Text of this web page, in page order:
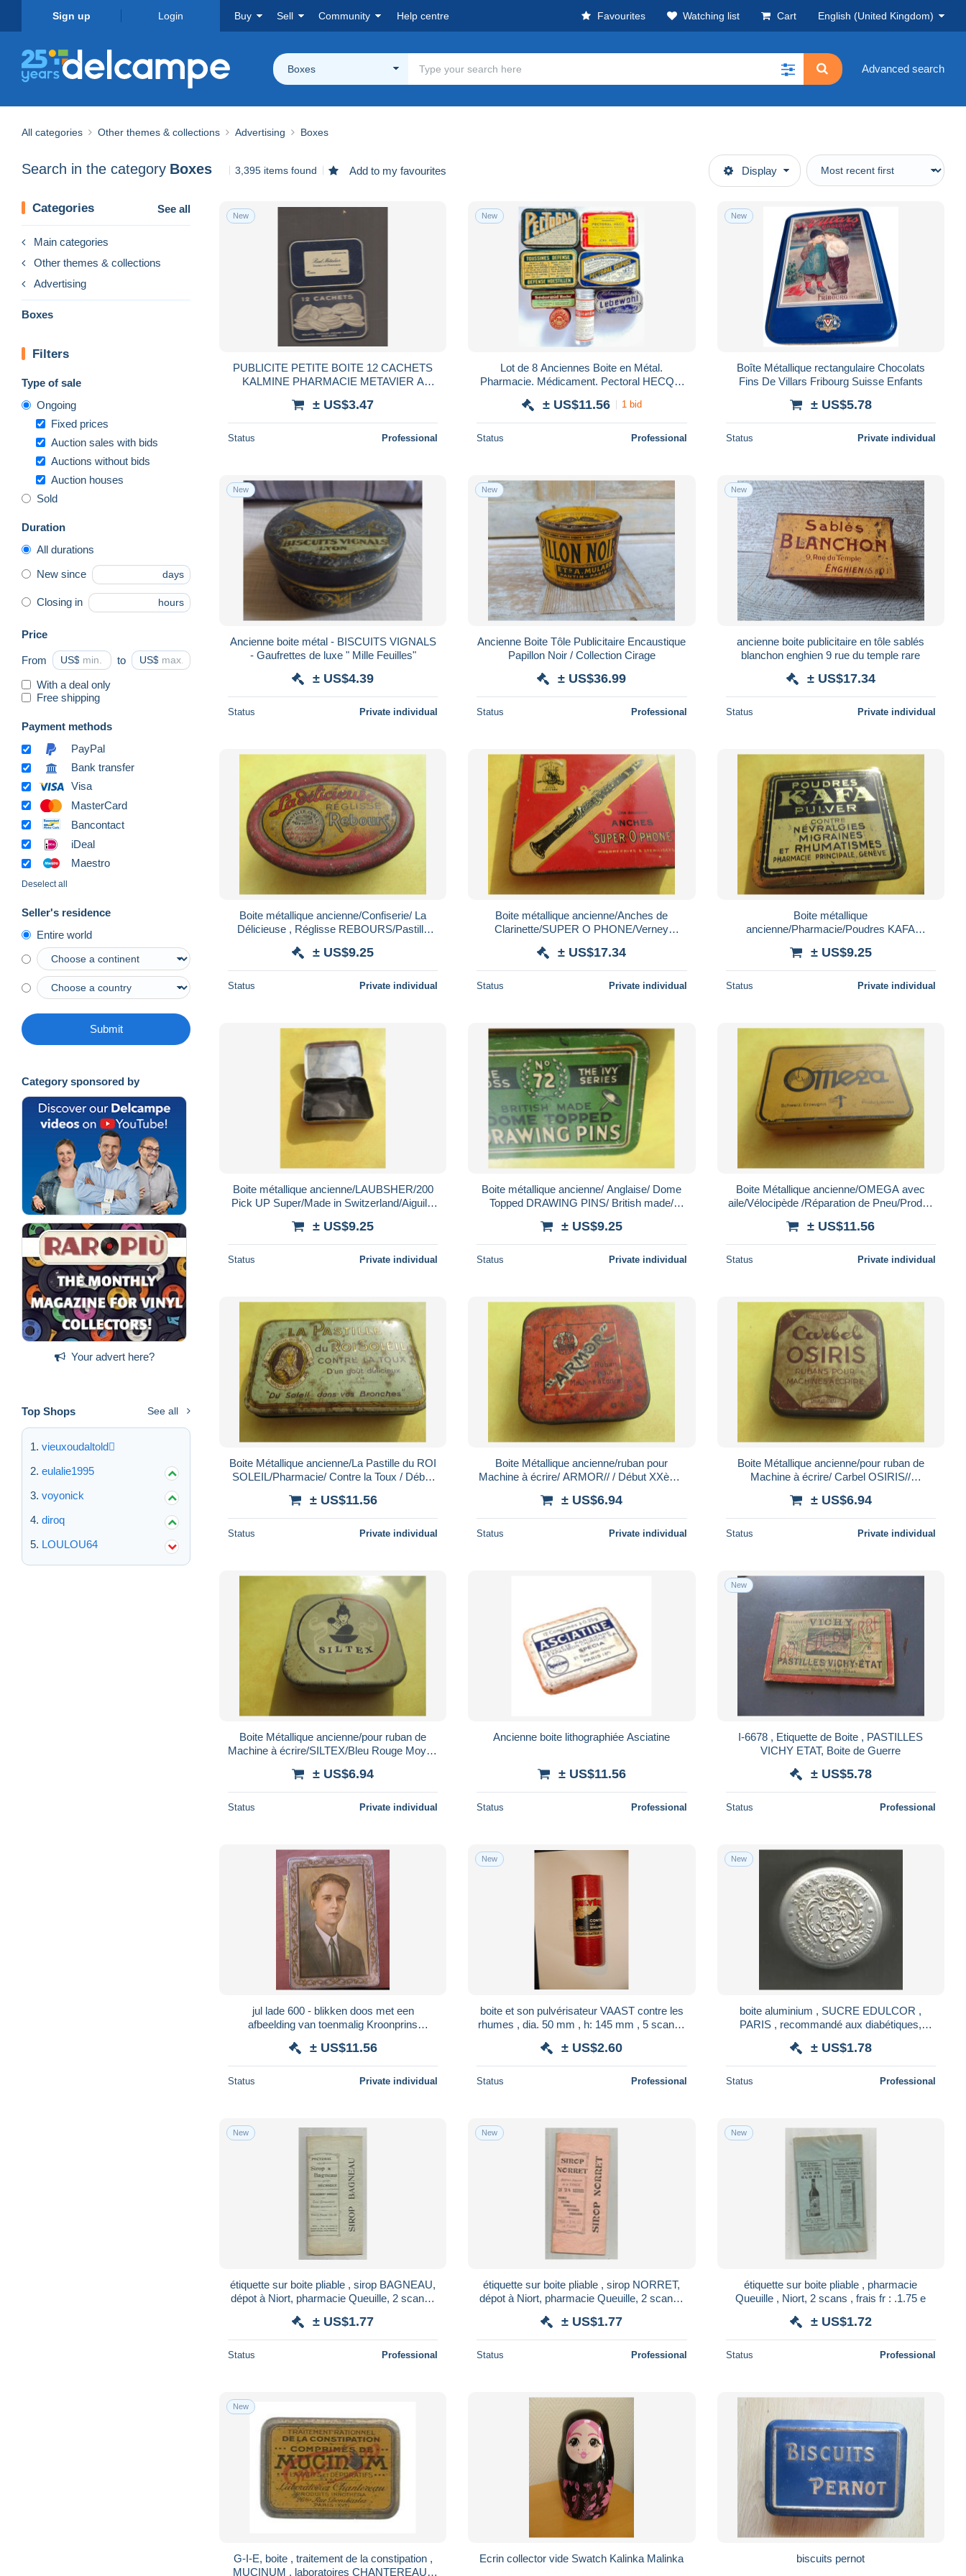
Sign up Login Buy Sell Community Help centre Favourites Watching list Cart English (United Kingdom)
Boxes Advanced search
All categories Other themes & collections Advertising Boxes
Search in the category Boxes 3,395 items found Add to my favourites Display
Categories See all
Main categories
Other themes & collections
Advertising
Boxes
Filters
Type of sale
Ongoing
Fixed prices
Auction sales with bids
Auctions without bids
Auction houses
Sold
Duration
All durations
New since days
Closing in hours
Price
From US$ to US$
With a deal only
Free shipping
Payment methods
PayPal
Bank transfer
Visa
MasterCard
Bancontact
iDeal
Maestro
Deselect all
Seller's residence
Entire world
Submit
Category sponsored by
Your advert here?
Top Shops See all
vieuxoudaltold
eulalie1995
voyonick
diroq
LOULOU64
New
PUBLICITE PETITE BOITE 12 CACHETS
KALMINE PHARMACIE METAVIER A
± US$3.47
Status Professional
New
Lot de 8 Anciennes Boite en Métal.
Pharmacie. Médicament. Pectoral HECQ à
± US$11.56 1 bid
Status Professional
New
Boîte Métallique rectangulaire Chocolats
Fins De Villars Fribourg Suisse Enfants
± US$5.78
Status Private individual
New
Ancienne boite métal - BISCUITS VIGNALS
- Gaufrettes de luxe " Mille Feuilles"
± US$4.39
Status Private individual
New
Ancienne Boite Tôle Publicitaire Encaustique
Papillon Noir / Collection Cirage
± US$36.99
Status Professional
New
ancienne boite publicitaire en tôle sablés
blanchon enghien 9 rue du temple rare
± US$17.34
Status Private individual
Boite métallique ancienne/Confiserie/ La
Délicieuse , Réglisse REBOURS/Pastille
± US$9.25
Status Private individual
Boite métallique ancienne/Anches de
Clarinette/SUPER O PHONE/Verney
± US$17.34
Status Private individual
Boite métallique
ancienne/Pharmacie/Poudres KAFA
± US$9.25
Status Private individual
Boite métallique ancienne/LAUBSHER/200
Pick UP Super/Made in Switzerland/Aiguille
± US$9.25
Status Private individual
Boite métallique ancienne/ Anglaise/ Dome
Topped DRAWING PINS/ British made/
± US$9.25
Status Private individual
Boite Métallique ancienne/OMEGA avec
aile/Vélocipède /Réparation de Pneu/Produit
± US$11.56
Status Private individual
Boite Métallique ancienne/La Pastille du ROI
SOLEIL/Pharmacie/ Contre la Toux / Début
± US$11.56
Status Private individual
Boite Métallique ancienne/ruban pour
Machine à écrire/ ARMOR// / Début XXème
± US$6.94
Status Private individual
Boite Métallique ancienne/pour ruban de
Machine à écrire/ Carbel OSIRIS//
± US$6.94
Status Private individual
Boite Métallique ancienne/pour ruban de
Machine à écrire/SILTEX/Bleu Rouge Moyen
± US$6.94
Status Private individual
Ancienne boite lithographiée Asciatine
± US$11.56
Status Professional
New
I-6678 , Etiquette de Boite , PASTILLES
VICHY ETAT, Boite de Guerre
± US$5.78
Status Professional
jul lade 600 - blikken doos met een
afbeelding van toenmalig Kroonprins
± US$11.56
Status Private individual
New
boite et son pulvérisateur VAAST contre les
rhumes , dia. 50 mm , h: 145 mm , 5 scans ,
± US$2.60
Status Professional
New
boite aluminium , SUCRE EDULCOR ,
PARIS , recommandé aux diabétiques,
± US$1.78
Status Professional
New
étiquette sur boite pliable , sirop BAGNEAU,
dépot à Niort, pharmacie Queuille, 2 scans ,
± US$1.77
Status Professional
New
étiquette sur boite pliable , sirop NORRET,
dépot à Niort, pharmacie Queuille, 2 scans ,
± US$1.77
Status Professional
New
étiquette sur boite pliable , pharmacie
Queuille , Niort, 2 scans , frais fr : .1.75 e
± US$1.72
Status Professional
New
G-I-E, boite , traitement de la constipation ,
MUCINUM , laboratoires CHANTEREAU ,
Ecrin collector vide Swatch Kalinka Malinka biscuits pernot